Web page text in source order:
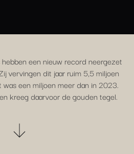
een nieuw record neergezet
vervingen dit jaar ruim 5,5 miljoen
een miljoen meer dan in 2023.
kreeg daarvoor de gouden tegel.